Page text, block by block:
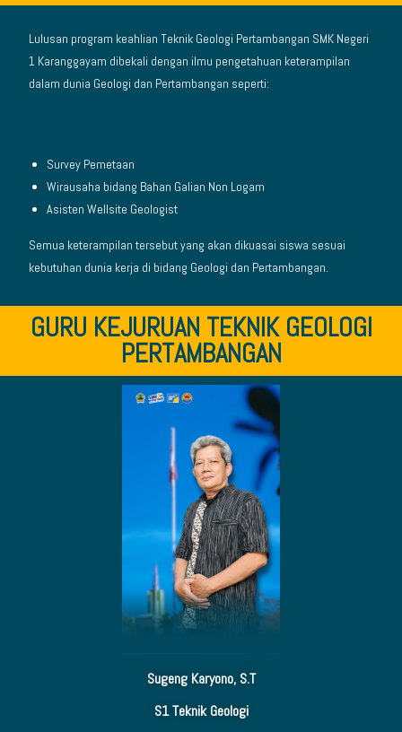
Lulusan program keahlian Teknik Geologi Pertambangan SMK Negeri
1 Karanggayam dibekali dengan ilmu pengetahuan keterampilan
dalam dunia Geologi dan Pertambangan seperti:
Survey Pemetaan
Wirausaha bidang Bahan Galian Non Logam
AsistenWellsite Geologist
Semua keterampilan tersebut yang akan dikuasai siswa sesuai
kebutuhan dunia kerja di bidang Geologi dan Pertambangan.
GURU KEJURUAN TEKNIK GEOLOGI
PERTAMBANGAN
Sugeng Karyono, S.T
S1 Teknik Geologi